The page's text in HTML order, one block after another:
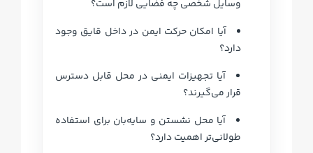
وسایل شخصی چه فضایی لازم است؟
آیا امکان حرکت ایمن در داخل قایق وجود
دارد؟
آیا تجهیزات ایمنی در محل قابل دسترس
قرار می‌گیرند؟
آیا محل نشستن و سایه‌بان برای استفاده
طولانی‌تر اهمیت دارد؟